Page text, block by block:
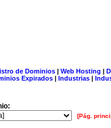
de Dominios| Web Hosting |
Expirados | Industrias |
[Pág.